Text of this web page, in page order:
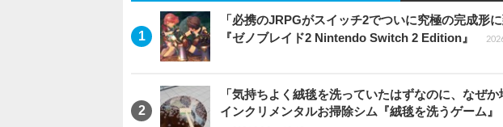
「必携のJRPGがスイッチ2でついに究極の完成形
『ゼノブレイド2 Nintendo Switch 2 Edition』
「気持ちよく絨毯を洗っていたはずなのに、なぜ
インクリメンタルお掃除シム『絨毯を洗うゲーム』